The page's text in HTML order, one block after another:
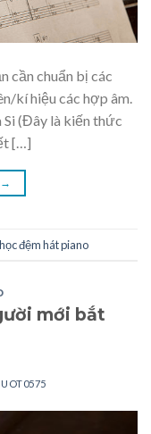
cần chuẩn bị các
kí hiệu các hợp âm.
(Đây là kiến thức
[…]
→
đệm hát piano
mới bắt